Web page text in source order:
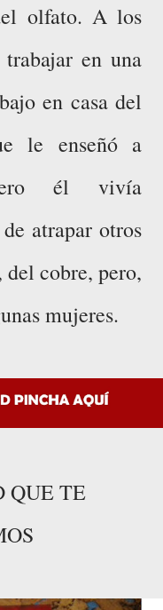
olfato. A los
trabajar en una
en casa del
le enseñó a
él vivía
atrapar otros
cobre, pero,
mujeres.